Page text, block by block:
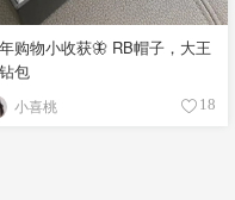
购物小收获🦋 RB帽子，大王
包
小喜桃 18